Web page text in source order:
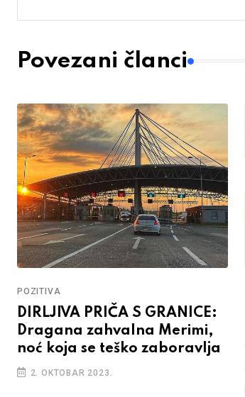
Povezani članci
POZITIVA
DIRLJIVA PRIČA S GRANICE:
Dragana zahvalna Merimi,
noć koja se teško zaboravlja
2. OKTOBAR 2023.